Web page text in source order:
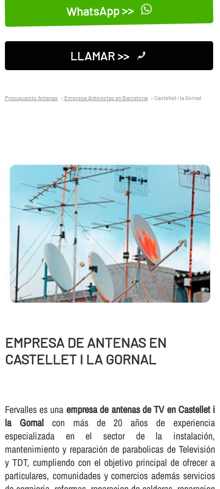
WhatsApp >>
LLAMAR >>
Presupuesto Antenas Empresa Antenistas en Barcelona Castellet i la Gornal
EMPRESA DE ANTENAS EN
CASTELLET I LA GORNAL
Fervalles es una empresa de antenas de TV en Castellet i
la Gornalcon más de 20 años de experiencia
especializada en el sector de la instalación,
mantenimiento y reparación de parabolicas de Televisión
y TDT, cumpliendo con el objetivo principal de ofrecer a
particulares, comunidades y comercios además servicios